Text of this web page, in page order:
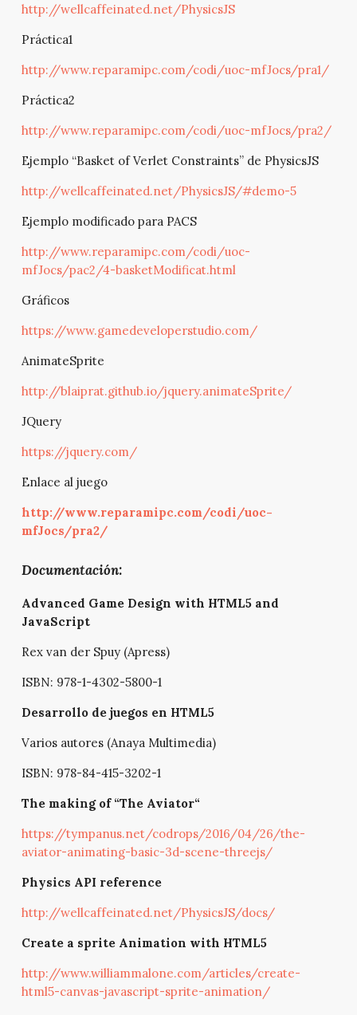
http://wellcaffeinated.net/PhysicsJS
Práctica1
http://www.reparamipc.com/codi/uoc-mfJocs/pra1/
Práctica2
http://www.reparamipc.com/codi/uoc-mfJocs/pra2/
Ejemplo “Basket of Verlet Constraints” de PhysicsJS
http://wellcaffeinated.net/PhysicsJS/#demo-5
Ejemplo modificado para PACS
http://www.reparamipc.com/codi/uoc-
mfJocs/pac2/4-basketModificat.html
Gráficos
https://www.gamedeveloperstudio.com/
AnimateSprite
http://blaiprat.github.io/jquery.animateSprite/
JQuery
https://jquery.com/
Enlace al juego
http://www.reparamipc.com/codi/uoc-
mfJocs/pra2/
Documentación:
Advanced Game Design with HTML5 and
JavaScript
Rex van der Spuy (Apress)
ISBN: 978-1-4302-5800-1
Desarrollo de juegos en HTML5
Varios autores (Anaya Multimedia)
ISBN: 978-84-415-3202-1
The making of “The Aviator“
https://tympanus.net/codrops/2016/04/26/the-
aviator-animating-basic-3d-scene-threejs/
Physics API reference
http://wellcaffeinated.net/PhysicsJS/docs/
Create a sprite Animation with HTML5
http://www.williammalone.com/articles/create-
html5-canvas-javascript-sprite-animation/